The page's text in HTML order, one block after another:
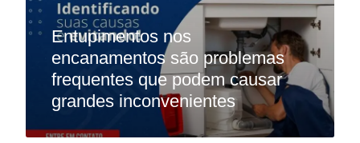
Entupimentos nos
encanamentos são problemas
frequentes que podem causar
grandes inconvenientes